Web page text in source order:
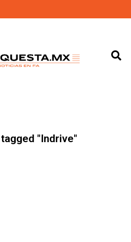
"Indrive"